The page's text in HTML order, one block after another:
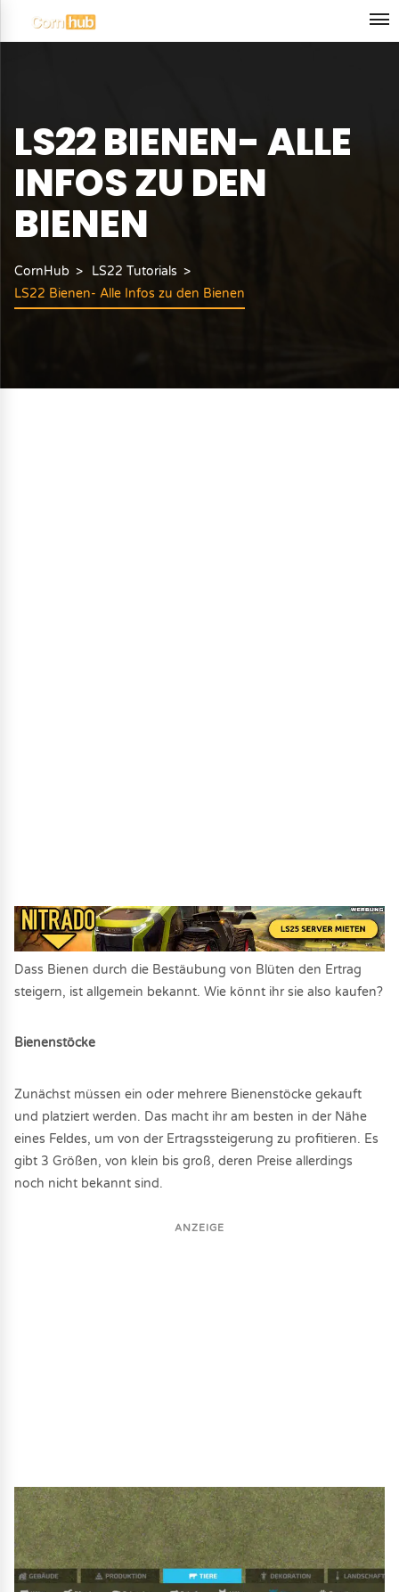
LS22 BIENEN- ALLE
INFOS ZU DEN
BIENEN
CornHub
LS22 Tutorials
LS22 Bienen- Alle Infos zu den Bienen
Dass Bienen durch die Bestäubung von Blüten den Ertrag
steigern, ist allgemein bekannt. Wie könnt ihr sie also kaufen?
Bienenstöcke
Zunächst müssen ein oder mehrere Bienenstöcke gekauft
und platziert werden. Das macht ihr am besten in der Nähe
eines Feldes, um von der Ertragssteigerung zu profitieren. Es
gibt 3 Größen, von klein bis groß, deren Preise allerdings
noch nicht bekannt sind.
ANZEIGE